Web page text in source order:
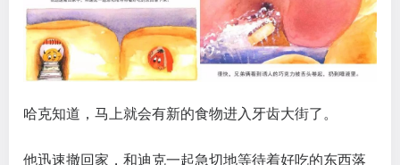
哈克知道，马上就会有新的食物进入牙齿大街了。
他迅速撤回家，和迪克一起急切地等待着好吃的东西落